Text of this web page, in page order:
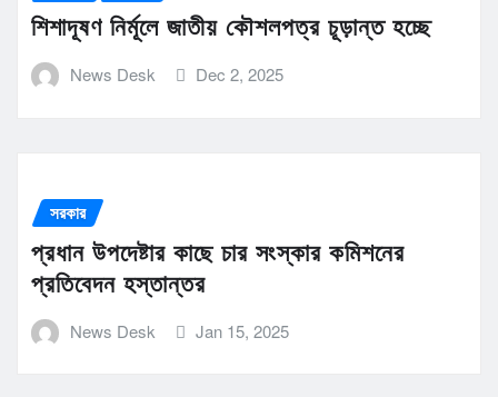
শিশাদূষণ নির্মূলে জাতীয় কৌশলপত্র চূড়ান্ত হচ্ছে
News Desk Dec 2, 2025
সরকার
প্রধান উপদেষ্টার কাছে চার সংস্কার কমিশনের
প্রতিবেদন হস্তান্তর
News Desk Jan 15, 2025